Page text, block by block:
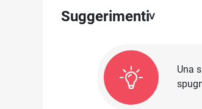
Suggerimenti
Una